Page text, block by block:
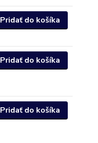
Pridať do košíka
Pridať do košíka
Pridať do košíka